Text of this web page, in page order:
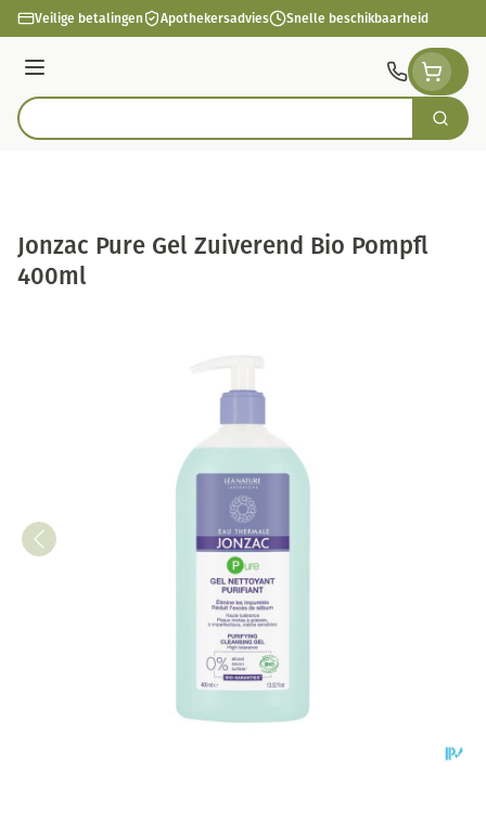
Ga naar de inhoud
Veilige betalingen Apothekersadvies Snelle beschikbaarheid
Menu
Product, merk, categorie... Zoek
Jonzac Pure Gel Zuiverend Bio Pompfl
400ml